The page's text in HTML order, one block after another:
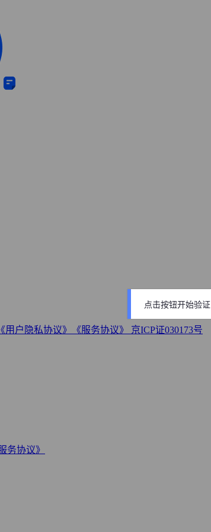
《用户隐私协议》 《服务协议》 京ICP证030173号
务协议》
点击按钮开始验证